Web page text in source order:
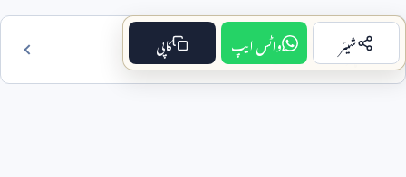
فہرست مضمون
شیئر واٹس ایپ کاپی